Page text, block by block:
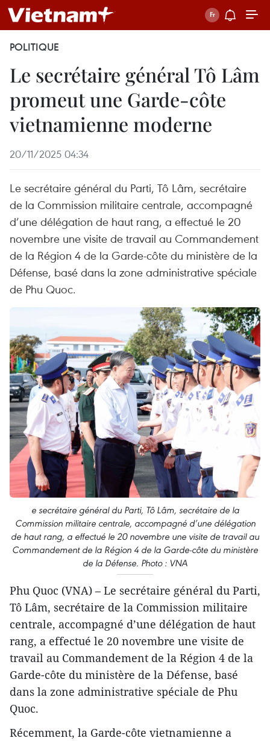
POLITIQUE
Le secrétaire général Tô Lâm
promeut une Garde-côte
vietnamienne moderne
20/11/2025 04:34
Le secrétaire général du Parti, Tô Lâm, secrétaire
de la Commission militaire centrale, accompagné
d’une délégation de haut rang, a effectué le 20
novembre une visite de travail au Commandement
de la Région 4 de la Garde-côte du ministère de la
Défense, basé dans la zone administrative spéciale
de Phu Quoc.
e secrétaire général du Parti, Tô Lâm, secrétaire de la
Commission militaire centrale, accompagné d’une délégation
de haut rang, a effectué le 20 novembre une visite de travail au
Commandement de la Région 4 de la Garde-côte du ministère
de la Défense. Photo : VNA
Phu Quoc (VNA) – Le secrétaire général du Parti,
Tô Lâm, secrétaire de la Commission militaire
centrale, accompagné d’une délégation de haut
rang, a effectué le 20 novembre une visite de
travail au Commandement de la Région 4 de la
Garde-côte du ministère de la Défense, basé
dans la zone administrative spéciale de Phu
Quoc.
Récemment, la Garde-côte vietnamienne a